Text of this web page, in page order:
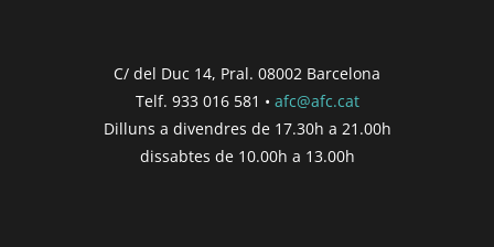
'DD/MM/YYYY') }}
Finalització de participació |{{
formatDate(post.end, 'YYYY-MM-DD',
'DD/MM/YYYY') }}
C/ del Duc 14, Pral. 08002 Barcelona
Telf. 933 016 581 • afc@afc.cat
Dilluns a divendres de 17.30h a 21.00h
dissabtes de 10.00h a 13.00h